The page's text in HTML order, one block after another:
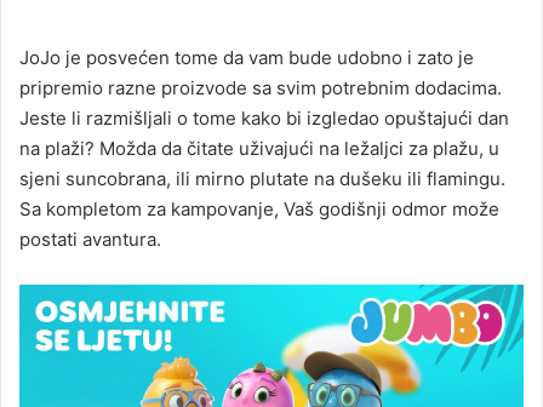
JoJo je posvećen tome da vam bude udobno i zato je
pripremio razne proizvode sa svim potrebnim dodacima.
Jeste li razmišljali o tome kako bi izgledao opuštajući dan
na plaži? Možda da čitate uživajući na ležaljci za plažu, u
sjeni suncobrana, ili mirno plutate na dušeku ili flamingu.
Sa kompletom za kampovanje, Vaš godišnji odmor može
postati avantura.